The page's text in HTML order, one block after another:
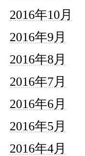
2016年10月
2016年9月
2016年8月
2016年7月
2016年6月
2016年5月
2016年4月